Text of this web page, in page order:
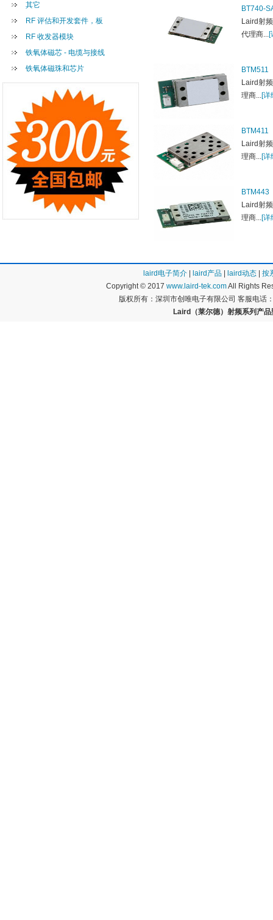
其它
RF 评估和开发套件，板
RF 收发器模块
铁氧体磁芯 - 电缆与接线
铁氧体磁珠和芯片
BT740-
Laird射
代理商...[
BTM511
Laird射
理商...[详
BTM411
Laird射
理商...[详
BTM443
Laird射
理商...[详
laird电子简介 laird产品 laird动态
按
Copyright © 2017 www.laird-tek.comAll Rights
版权所有：深圳市创唯电子有限公司 客服电话
Laird（莱尔德）射频系列产